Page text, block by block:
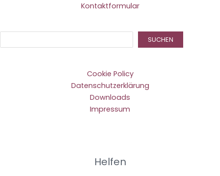
Kontaktformular
SUCHEN
Cookie Policy
Datenschutzerklärung
Downloads
Impressum
Helfen